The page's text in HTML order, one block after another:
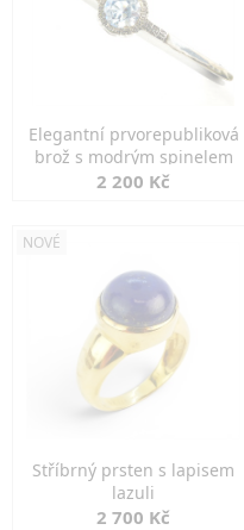
Elegantní prvorepubliková
brož s modrým spinelem
2 200 Kč
NOVÉ
Stříbrný prsten s lapisem
lazuli
2 700 Kč